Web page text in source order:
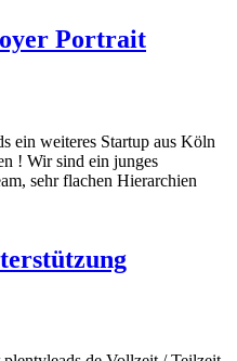
Portrait
ein weiteres Startup aus Köln
! Wir sind ein junges
sehr flachen Hierarchien